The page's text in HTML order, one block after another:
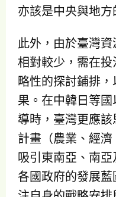
亦該是中央與地方
此外，由於臺灣
相對較少，需在
略性的探討鋪排
果。在中韓日等
導時，臺灣更應
計畫（農業、經
吸引東南亞、南
各國政府的發展